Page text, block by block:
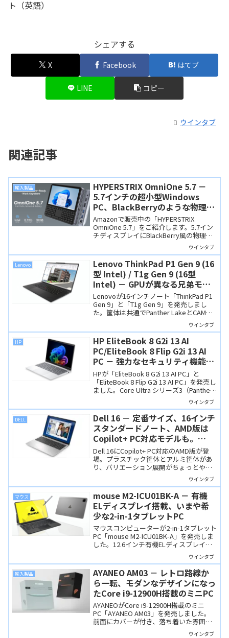
ト（英語）
シェアする
X Facebook はてブ
LINE コピー
ウインタブ
関連記事
輸入製品
HYPERSTRIX OmniOne 5.7 －
5.7インチの超小型Windows
PC、BlackBerryのような物理キ
ーボードを搭載、ポートも充実
Amazonで販売中の「HYPERSTRIX
OmniOne 5.7」をご紹介します。5.7イン
チディスプレイにBlackBerry風の物理キ
ーボードを搭載、ミニPC並みの充実した
入出力ポートを備えたWindows PCです。
ウインタブ
Lenovo
Lenovo ThinkPad P1 Gen 9 (16
型 Intel) / T1g Gen 9 (16型
Intel) － GPUが異なる兄弟モデ
ル。Panther Lake＆CAMM2メモ
リ搭載のハイエンドThinkPad
Lenovoが16インチノート「ThinkPad P1
Gen 9」と「T1g Gen 9」を発売しまし
た。筐体は共通でPanther LakeとCAMM2
メモリを搭載、P1は業務向けのNVIDIA
RTX PRO、T1gはGeForce RTX 50シリー
ズを搭載するハイエンドなThinkPadで
す。
ウインタブ
HP
HP EliteBook 8 G2i 13 AI
PC/EliteBook 8 Flip G2i 13 AI
PC － 強力なセキュリティ機能を
備えた13インチノート＆2-in-1
HPが「EliteBook 8 G2i 13 AI PC」と
「EliteBook 8 Flip G2i 13 AI PC」を発売し
ました。Core Ultra シリーズ3（Panther
Lake）搭載のCopilot+ PCで、強力なセキ
ウインタブ
DELL
Dell 16 － 定番サイズ、16インチ
スタンダードノート、AMD版は
Copilot+ PC対応モデルも。
Intel版との違いは？
Dell 16にCopilot+ PC対応のAMD版が登
場。プラスチック筐体とアルミ筐体があ
り、バリエーション展開がちょっとやや
こしいですが、既存のIntel版も含め、そ
れぞれの相違点やバッテリー容量、価格
差を整理しました。
ウインタブ
マウス
mouse M2-ICU01BK-A － 有機
ELディスプレイ搭載、いまや希
少な2-in-1タブレットPC
マウスコンピューターが2-in-1タブレット
PC「mouse M2-ICU01BK-A」を発売しま
した。12.6インチ有機ELディスプレイと
Core i5-1335Uを搭載、メインPC用途に
も対応できる「いまや希少」な構成で
す。
ウインタブ
輸入製品
AYANEO AM03 － レトロ路線か
ら一転、モダンなデザインになっ
たCore i9-12900H搭載のミニPC
AYANEOがCore i9-12900H搭載のミニ
PC「AYANEO AM03」を発売しました。
前面にカバーが付き、落ち着いた雰囲気
のRGBライトやスピーカーを搭載する、
ウインタブ